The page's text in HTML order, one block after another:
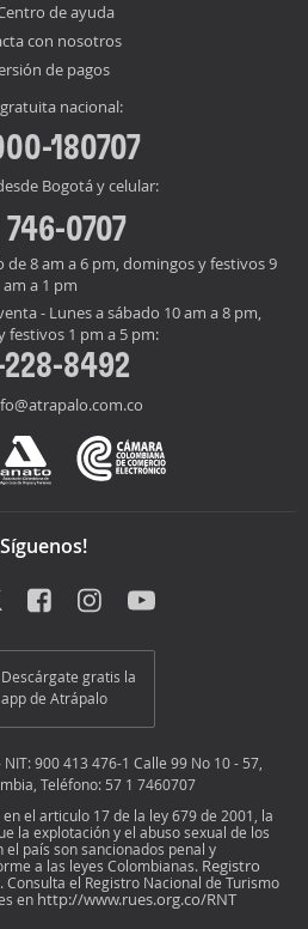
de ayuda
con nosotros
de pagos
nacional:
180707
Bogotá y celular:
746-0707
de 8 am a 6 pm, domingos y festivos 9
am a 1 pm
- Lunes a sábado 10 am a 8 pm,
festivos 1 pm a 5 pm:
228-8492
Descárgate gratis la
app de Atrápalo
NIT: 900 413 476-1 Calle 99 No 10 - 57,
Teléfono: 57 1 7460707
el articulo 17 de la ley 679 de 2001, la
la explotación y el abuso sexual de los
el país son sancionados penal y
a las leyes Colombianas. Registro
. Consulta el Registro Nacional de Turismo
en http://www.rues.org.co/RNT